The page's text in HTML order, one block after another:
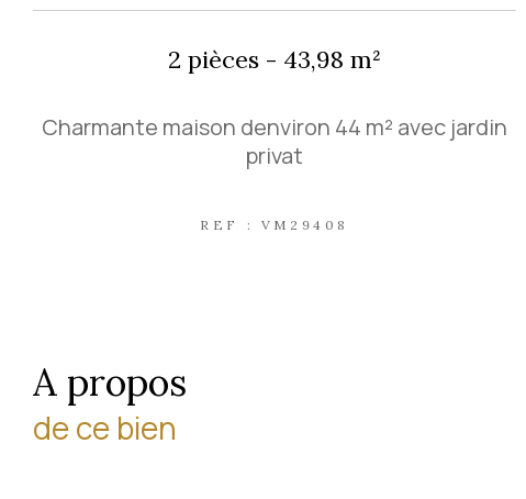
2 pièces - 43,98 m²
Charmante maison denviron 44 m² avec jardin
privat
REF : VM29408
a propos
de ce bien